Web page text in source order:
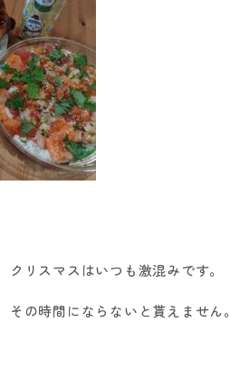
リスマスはいつも激混みです。
の時間にならないと貰えません。